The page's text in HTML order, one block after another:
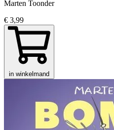
Marten Toonder
€ 3,99
in winkelmand